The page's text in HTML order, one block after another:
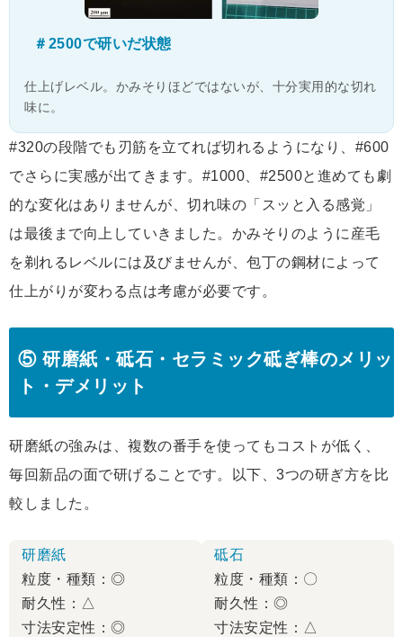
＃2500で研いだ状態
仕上げレベル。かみそりほどではないが、十分実用的な切れ
味に。
#320の段階でも刃筋を立てれば切れるようになり、#600
でさらに実感が出てきます。#1000、#2500と進めても劇
的な変化はありませんが、切れ味の「スッと入る感覚」
は最後まで向上していきました。かみそりのように産毛
を剃れるレベルには及びませんが、包丁の鋼材によって
仕上がりが変わる点は考慮が必要です。
⑤ 研磨紙・砥石・セラミック砥ぎ棒のメリッ
ト・デメリット
研磨紙の強みは、複数の番手を使ってもコストが低く、
毎回新品の面で研げることです。以下、3つの研ぎ方を比
較しました。
研磨紙
粒度・種類：◎
耐久性：△
寸法安定性：◎
砥石
粒度・種類：〇
耐久性：◎
寸法安定性：△